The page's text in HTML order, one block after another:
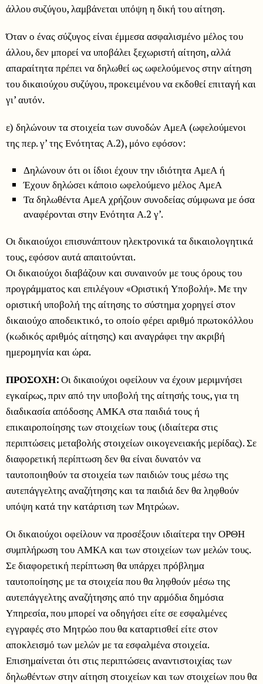
άλλου συζύγου, λαμβάνεται υπόψη η δική του αίτηση.
Όταν ο ένας σύζυγος είναι έμμεσα ασφαλισμένο μέλος του
άλλου, δεν μπορεί να υποβάλει ξεχωριστή αίτηση, αλλά
απαραίτητα πρέπει να δηλωθεί ως ωφελούμενος στην αίτηση
του δικαιούχου συζύγου, προκειμένου να εκδοθεί επιταγή και
γι’ αυτόν.
ε) δηλώνουν τα στοιχεία των συνοδών ΑμεΑ (ωφελούμενοι
της περ. γ’ της Ενότητας Α.2), μόνο εφόσον:
Δηλώνουν ότι οι ίδιοι έχουν την ιδιότητα ΑμεΑ ή
Έχουν δηλώσει κάποιο ωφελούμενο μέλος ΑμεΑ
Τα δηλωθέντα ΑμεΑ χρήζουν συνοδείας σύμφωνα με όσα
αναφέρονται στην Ενότητα Α.2 γ’.
Οι δικαιούχοι επισυνάπτουν ηλεκτρονικά τα δικαιολογητικά
τους, εφόσον αυτά απαιτούνται.
Οι δικαιούχοι διαβάζουν και συναινούν με τους όρους του
προγράμματος και επιλέγουν «Οριστική Υποβολή». Με την
οριστική υποβολή της αίτησης το σύστημα χορηγεί στον
δικαιούχο αποδεικτικό, το οποίο φέρει αριθμό πρωτοκόλλου
(κωδικός αριθμός αίτησης) και αναγράφει την ακριβή
ημερομηνία και ώρα.
ΠΡΟΣΟΧΗ:Οι δικαιούχοι οφείλουν να έχουν μεριμνήσει
εγκαίρως, πριν από την υποβολή της αίτησής τους, για τη
διαδικασία απόδοσης ΑΜΚΑ στα παιδιά τους ή
επικαιροποίησης των στοιχείων τους (ιδιαίτερα στις
περιπτώσεις μεταβολής στοιχείων οικογενειακής μερίδας). Σε
διαφορετική περίπτωση δεν θα είναι δυνατόν να
ταυτοποιηθούν τα στοιχεία των παιδιών τους μέσω της
αυτεπάγγελτης αναζήτησης και τα παιδιά δεν θα ληφθούν
υπόψη κατά την κατάρτιση των Μητρώων.
Οι δικαιούχοι οφείλουν να προσέξουν ιδιαίτερα την ΟΡΘΗ
συμπλήρωση του ΑΜΚΑ και των στοιχείων των μελών τους.
Σε διαφορετική περίπτωση θα υπάρχει πρόβλημα
ταυτοποίησης με τα στοιχεία που θα ληφθούν μέσω της
αυτεπάγγελτης αναζήτησης από την αρμόδια δημόσια
Υπηρεσία, που μπορεί να οδηγήσει είτε σε εσφαλμένες
εγγραφές στο Μητρώο που θα καταρτισθεί είτε στον
αποκλεισμό των μελών με τα εσφαλμένα στοιχεία.
Επισημαίνεται ότι στις περιπτώσεις αναντιστοιχίας των
δηλωθέντων στην αίτηση στοιχείων και των στοιχείων που θα